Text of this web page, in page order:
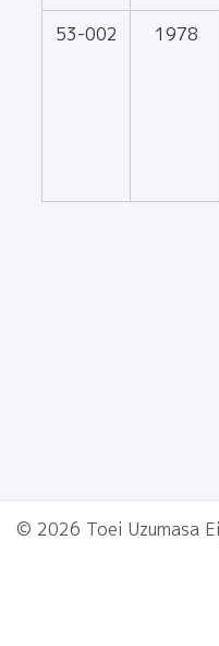
53-002 1978
© 2026 Toei Uzumasa